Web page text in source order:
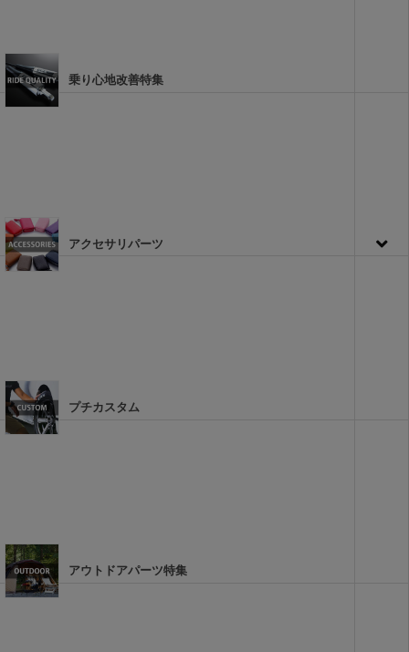
乗り心地改善特集
アクセサリパーツ
プチカスタム
アウトドアパーツ特集